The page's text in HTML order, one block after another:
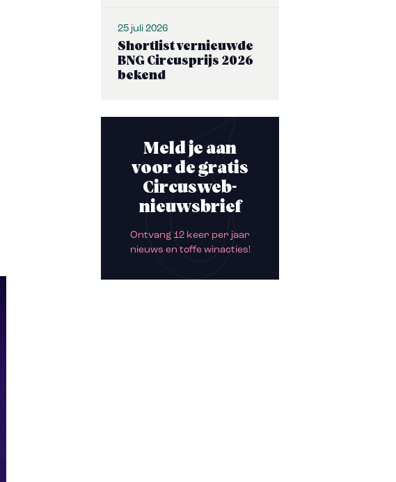
25 juli 2026
Shortlist vernieuwde
BNG Circusprijs 2026
bekend
Meld je aan
voor de gratis
Circusweb-
nieuwsbrief
Ontvang 12 keer per jaar
nieuws en toffe winacties!